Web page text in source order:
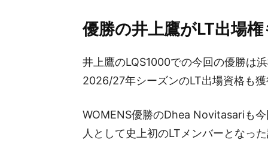
優勝の井上鷹がLT出場
井上鷹のLQS1000での今回の優勝は
2026/27年シーズンのLT出場資格も
WOMENS優勝のDhea Novitasariも
人として史上初のLTメンバーとなっ